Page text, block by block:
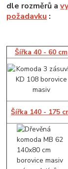
dle rozměrů a
požadavku :
Šířka 40 - 60 cm
Šířka 140 - 175